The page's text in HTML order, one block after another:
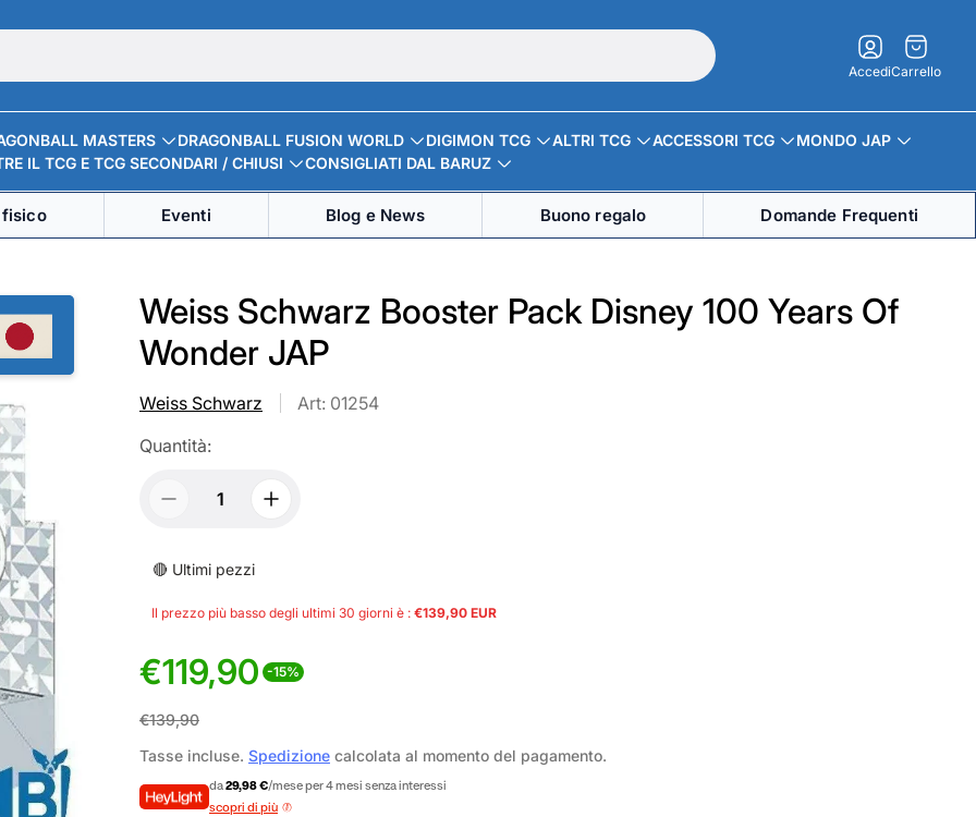
Accedi
Carrello.
Carrello
MASTERS DRAGONBALL FUSION WORLD DIGIMON TCG ALTRI TCG ACCESSORI TCG
MONDO JAP
IL TCG E TCG SECONDARI / CHIUSI
CONSIGLIATI DAL BARUZ
fisico Eventi Blog e News Buono regalo Domande Frequenti
Weiss Schwarz Booster Pack Disney 100 Years Of
Wonder JAP
Weiss Schwarz
Art: 01254
Quantità:
🔴 Ultimi pezzi
Il prezzo più basso degli ultimi 30 giorni è : €139,90 EUR
P
r
e
€119,90 -15%
P
r
e
€139,90
Tasse incluse. Spedizione calcolata al momento del pagamento.
da29,98 €/mese per 4 mesi senza interessi
scopri di più